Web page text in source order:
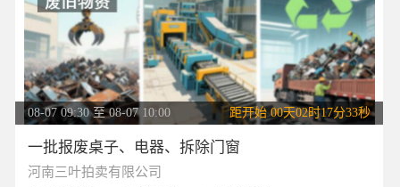
08-07 09:30 至 08-07 10:00 距开始00天02时17分32秒
一批报废桌子、电器、拆除门窗
河南三叶拍卖有限公司